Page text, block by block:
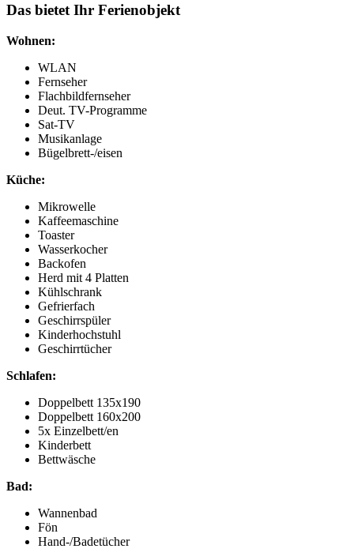
Das bietet Ihr Ferienobjekt
Wohnen:
WLAN
Fernseher
Flachbildfernseher
Deut. TV-Programme
Sat-TV
Musikanlage
Bügelbrett-/eisen
Küche:
Mikrowelle
Kaffeemaschine
Toaster
Wasserkocher
Backofen
Herd mit 4 Platten
Kühlschrank
Gefrierfach
Geschirrspüler
Kinderhochstuhl
Geschirrtücher
Schlafen:
Doppelbett 135x190
Doppelbett 160x200
5x Einzelbett/en
Kinderbett
Bettwäsche
Bad:
Wannenbad
Fön
Hand-/Badetücher